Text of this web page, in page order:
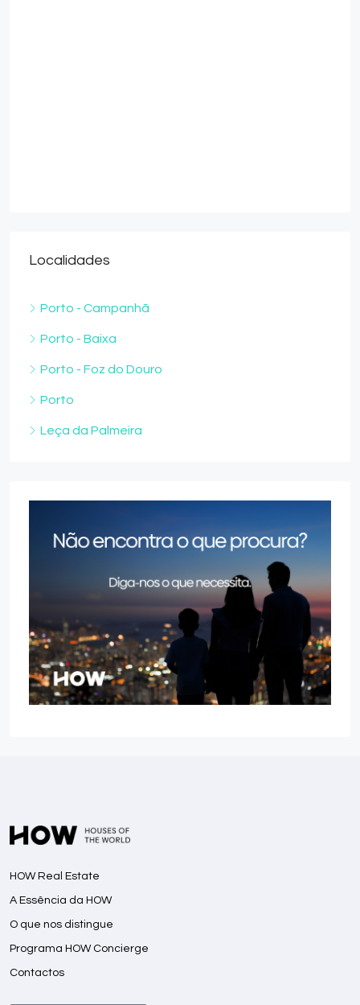
Localidades
Porto - Campanhã
Porto - Baixa
Porto - Foz do Douro
Porto
Leça da Palmeira
HOW Real Estate
A Essência da HOW
O que nos distingue
Programa HOW Concierge
Contactos